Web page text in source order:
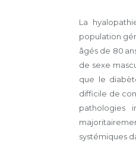
La
population
âgés de 80
de sexe
que le
difficile de
pathologies
systémiques